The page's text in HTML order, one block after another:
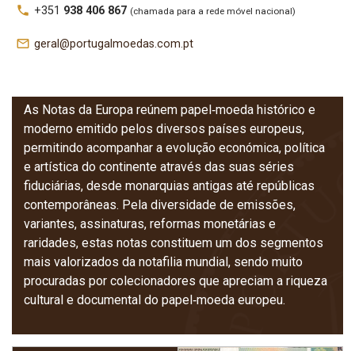
local_phone +351 938 406 867 (chamada para a rede móvel nacional)
mail_outline geral@portugalmoedas.com.pt
As Notas da Europa reúnem papel‑moeda histórico e
moderno emitido pelos diversos países europeus,
permitindo acompanhar a evolução económica, política
e artística do continente através das suas séries
fiduciárias, desde monarquias antigas até repúblicas
contemporâneas. Pela diversidade de emissões,
variantes, assinaturas, reformas monetárias e
raridades, estas notas constituem um dos segmentos
mais valorizados da notafilia mundial, sendo muito
procuradas por colecionadores que apreciam a riqueza
cultural e documental do papel‑moeda europeu.